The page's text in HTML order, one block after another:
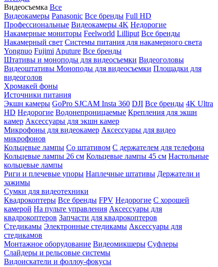
Видеосъемка Все
Видеокамеры Panasonic Все бренды Full HD
Профессиональные Видеокамеры 4K Недорогие
Накамерные мониторы Feelworld Lilliput Все бренды
Накамерный свет Системы питания для накамерного света
Yongnuo Fujimi Aputure Все бренды
Штативы и моноподы для видеосъемки Видеоголовы
Видеоштативы Моноподы для видеосъемки Площадки для
видеоголов
Хромакей фоны
Источники питания
Экшн камеры GoPro SJCAM Insta 360 DJI Все бренды 4K Ultra
HD Недорогие Водонепроницаемые Крепления для экшн
камер Аксессуары для экшн камер
Микрофоны для видеокамер Аксессуары для видео
микрофонов
Кольцевые лампы Со штативом C держателем для телефона
Кольцевые лампы 26 см Кольцевые лампы 45 см Настольные
кольцевые лампы
Риги и плечевые упоры Наплечные штативы Держатели и
зажимы
Сумки для видеотехники
Квадрокоптеры Все бренды FPV Недорогие С хорошей
камерой На пульте управления Аксессуары для
квадрокоптеров Запчасти для квадрокоптеров
Стедикамы Электронные стедикамы Аксессуары для
стедикамов
Монтажное оборудование Видеомикшеры Суфлеры
Слайдеры и рельсовые системы
Видоискатели и фоллоу-фокусы